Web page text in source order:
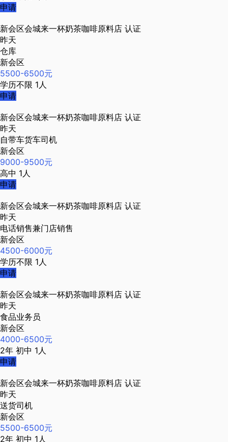
申请
新会区会城来一杯奶茶咖啡原料店 认证
昨天
仓库
新会区
5500-6500元
学历不限 1人
申请
新会区会城来一杯奶茶咖啡原料店 认证
昨天
自带车货车司机
新会区
9000-9500元
高中 1人
申请
新会区会城来一杯奶茶咖啡原料店 认证
昨天
电话销售兼门店销售
新会区
4500-6000元
学历不限 1人
申请
新会区会城来一杯奶茶咖啡原料店 认证
昨天
食品业务员
新会区
4000-6500元
2年 初中 1人
申请
新会区会城来一杯奶茶咖啡原料店 认证
昨天
送货司机
新会区
5500-6500元
2年 初中 1人